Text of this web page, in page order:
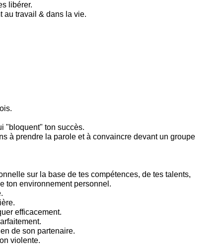
libérer.
au travail & dans la vie.
"bloquent" ton succès.
à prendre la parole et à convaincre devant un groupe
sur la base de tes compétences, de tes talents,
ton environnement personnel.
efficacement.
de son partenaire.
violente.